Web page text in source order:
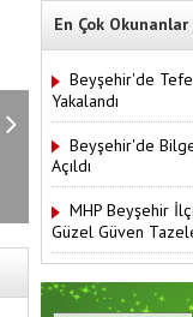
En Çok Okunanlar
Beyşehir'de
Yakalandı
Beyşehir'de
Açıldı
MHP Beyşehir
Güzel Güven